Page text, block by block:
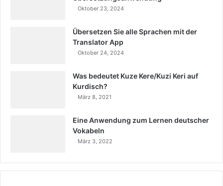
Oktober 23, 2024
Übersetzen Sie alle Sprachen mit der
Translator App
Oktober 24, 2024
Was bedeutet Kuze Kere/Kuzi Keri auf
Kurdisch?
März 8, 2021
Eine Anwendung zum Lernen deutscher
Vokabeln
März 3, 2022